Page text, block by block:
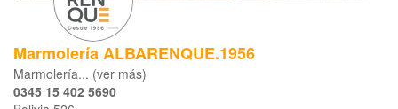
Marmolería ALBARENQUE.1956
Marmolería... (ver más)
0345 15 402 5690